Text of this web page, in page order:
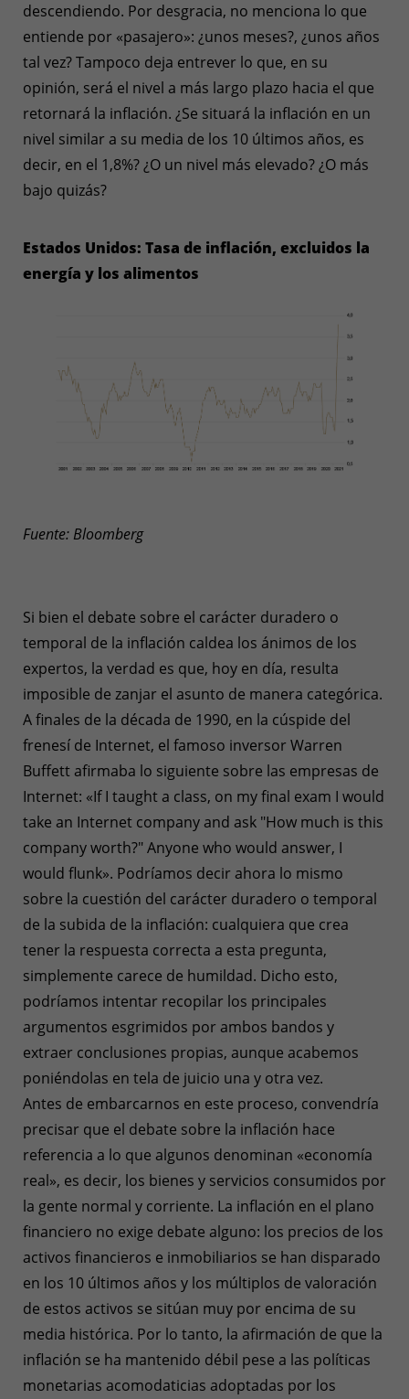
descendiendo. Por desgracia, no menciona lo que
entiende por «pasajero»: ¿unos meses?, ¿unos años
tal vez? Tampoco deja entrever lo que, en su
opinión, será el nivel a más largo plazo hacia el que
retornará la inflación. ¿Se situará la inflación en un
nivel similar a su media de los 10 últimos años, es
decir, en el 1,8%? ¿O un nivel más elevado? ¿O más
bajo quizás?
Estados Unidos: Tasa de inflación, excluidos la
energía y los alimentos
Fuente: Bloomberg
Si bien el debate sobre el carácter duradero o
temporal de la inflación caldea los ánimos de los
expertos, la verdad es que, hoy en día, resulta
imposible de zanjar el asunto de manera categórica.
A finales de la década de 1990, en la cúspide del
frenesí de Internet, el famoso inversor Warren
Buffett afirmaba lo siguiente sobre las empresas de
Internet: «If I taught a class, on my final exam I would
take an Internet company and ask "How much is this
company worth?" Anyone who would answer, I
would flunk». Podríamos decir ahora lo mismo
sobre la cuestión del carácter duradero o temporal
de la subida de la inflación: cualquiera que crea
tener la respuesta correcta a esta pregunta,
simplemente carece de humildad. Dicho esto,
podríamos intentar recopilar los principales
argumentos esgrimidos por ambos bandos y
extraer conclusiones propias, aunque acabemos
poniéndolas en tela de juicio una y otra vez.
Antes de embarcarnos en este proceso, convendría
precisar que el debate sobre la inflación hace
referencia a lo que algunos denominan «economía
real», es decir, los bienes y servicios consumidos por
la gente normal y corriente. La inflación en el plano
financiero no exige debate alguno: los precios de los
activos financieros e inmobiliarios se han disparado
en los 10 últimos años y los múltiplos de valoración
de estos activos se sitúan muy por encima de su
media histórica. Por lo tanto, la afirmación de que la
inflación se ha mantenido débil pese a las políticas
monetarias acomodaticias adoptadas por los